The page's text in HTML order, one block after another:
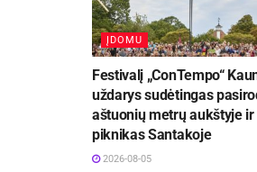
ĮDOMU
Festivalį „ConTempo“
uždarys sudėtingas
aštuonių metrų aukštyje ir
piknikas Santakoje
2026-08-05